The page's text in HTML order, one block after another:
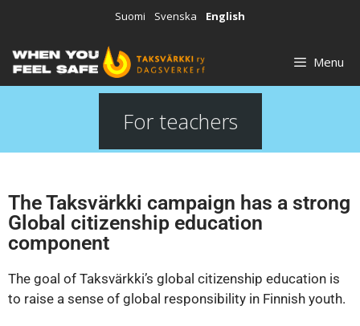
Suomi Svenska English
Menu
For teachers
The Taksvärkki campaign has a strong
Global citizenship education
component
The goal of Taksvärkki’s global citizenship education is
to raise a sense of global responsibility in Finnish youth.